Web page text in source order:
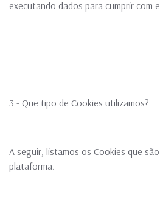
executando dados para cumprir com
3 - Que tipo de Cookies utilizamos?
A seguir, listamos os Cookies que
plataforma.